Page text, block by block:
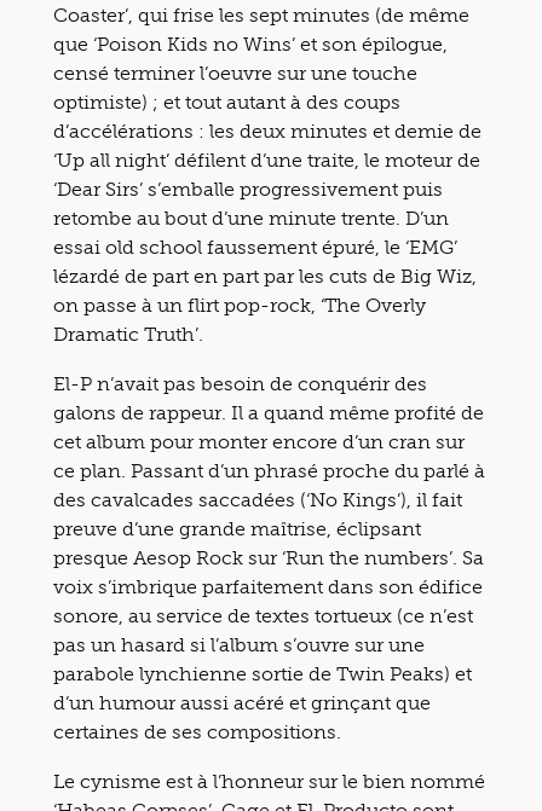
Coaster’, qui frise les sept minutes (de même
que ‘Poison Kids no Wins’ et son épilogue,
censé terminer l’oeuvre sur une touche
optimiste) ; et tout autant à des coups
d’accélérations : les deux minutes et demie de
‘Up all night’ défilent d’une traite, le moteur de
‘Dear Sirs’ s’emballe progressivement puis
retombe au bout d’une minute trente. D’un
essai old school faussement épuré, le ‘EMG’
lézardé de part en part par les cuts de Big Wiz,
on passe à un flirt pop-rock, ‘The Overly
Dramatic Truth’.
El-P n’avait pas besoin de conquérir des
galons de rappeur. Il a quand même profité de
cet album pour monter encore d’un cran sur
ce plan. Passant d’un phrasé proche du parlé à
des cavalcades saccadées (‘No Kings’), il fait
preuve d’une grande maîtrise, éclipsant
presque Aesop Rock sur ‘Run the numbers’. Sa
voix s’imbrique parfaitement dans son édifice
sonore, au service de textes tortueux (ce n’est
pas un hasard si l’album s’ouvre sur une
parabole lynchienne sortie de Twin Peaks) et
d’un humour aussi acéré et grinçant que
certaines de ses compositions.
Le cynisme est à l’honneur sur le bien nommé